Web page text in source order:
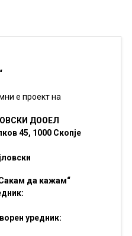
е проект на
ДООЕЛ
45, 1000 Скопје
да кажам“
уредник: